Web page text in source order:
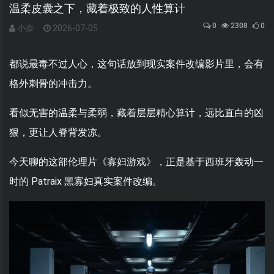
温柔皮囊之下，藏着极致的人性算计
小奈 2026-07-05 0 2308 0
都说最毒不过人心，这句话放到现实案件改编影片里，会有
格外刺骨的冲击力。
看似无害的温柔与柔弱，藏着层层精心算计，远比直白的凶
狠，更让人脊背发凉。
今天聊的这部伦理片《寡妇游戏》，正是基于西班牙轰动一
时的 Patraix 黑寡妇真实案件改编。